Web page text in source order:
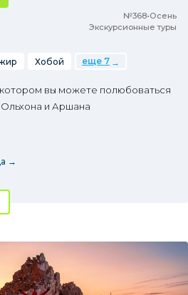
№368•Осень
Экскурсионные туры
Хобой еще 7
котором вы можете полюбоваться
и Аршана
→